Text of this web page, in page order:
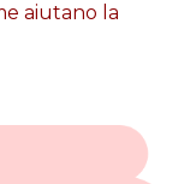
aiutano la